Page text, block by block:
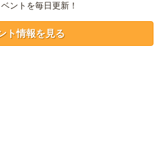
ントを毎日更新！
ト情報を見る